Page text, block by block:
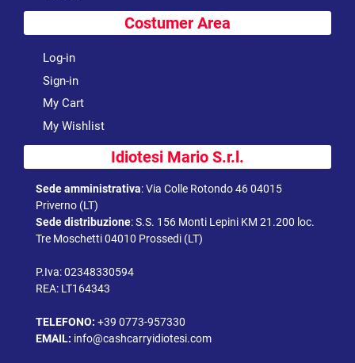
Costumer Area
Log-in
Sign-in
My Cart
My Wishlist
Idiotesi Mario S.r.l.
Sede amministrativa:Via Colle Rotondo 46 04015
Priverno (LT)
Sede distribuzione:S.S. 156 Monti Lepini KM 21.200 loc.
Tre Moschetti 04010 Prossedi (LT)
P.Iva: 02348330594
REA: LT164343
TELEFONO: +39 0773-957330
EMAIL: info@cashcarryidiotesi.com